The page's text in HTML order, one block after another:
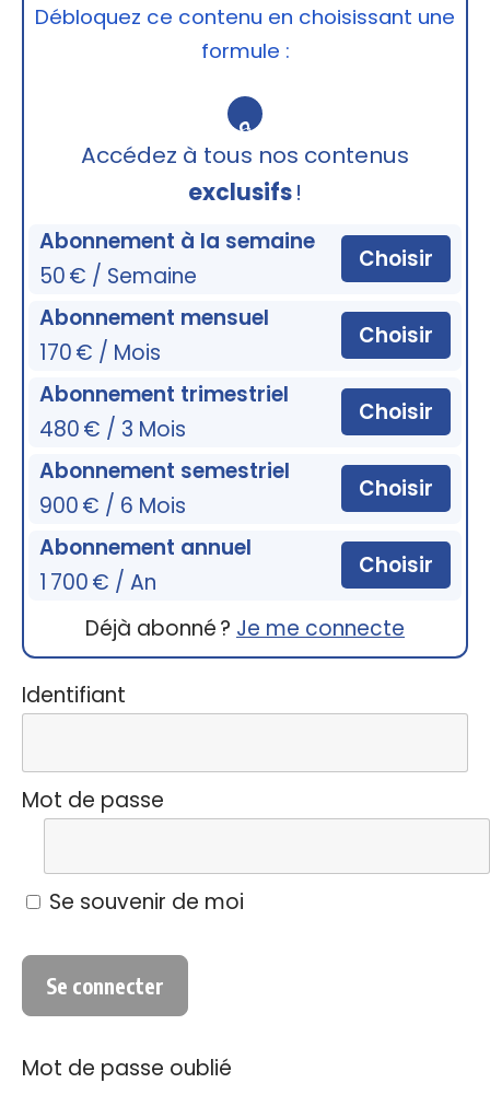
Débloquez ce contenu en choisissant une
formule :
🔒
Accédez à tous nos contenus
exclusifs!
Abonnement à la semaine
50 € / Semaine
Choisir
Abonnement mensuel
170 € / Mois
Choisir
Abonnement trimestriel
480 € / 3 Mois
Choisir
Abonnement semestriel
900 € / 6 Mois
Choisir
Abonnement annuel
1 700 € / An
Choisir
Déjà abonné ? Je me connecte
Identifiant
Mot de passe
Se souvenir de moi
Mot de passe oublié